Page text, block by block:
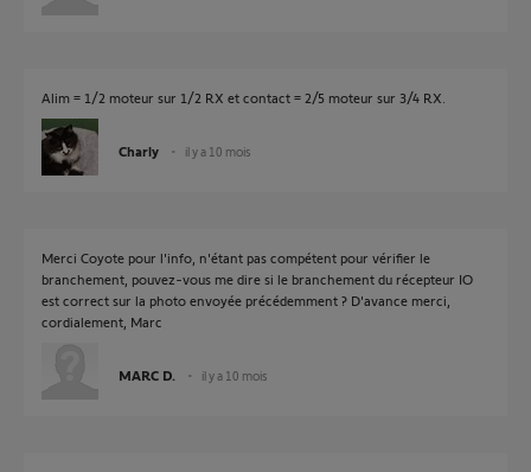
Alim = 1/2 moteur sur 1/2 RX et contact = 2/5 moteur sur 3/4 RX.
Charly il y a 10 mois
Merci Coyote pour l'info, n'étant pas compétent pour vérifier le
branchement, pouvez-vous me dire si le branchement du récepteur IO
est correct sur la photo envoyée précédemment ? D'avance merci,
cordialement, Marc
MARC D. il y a 10 mois